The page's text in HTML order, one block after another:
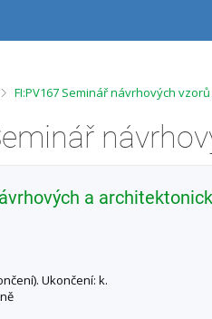
>
FI:PV167 Seminář návrhových
a
Ukončení: k.